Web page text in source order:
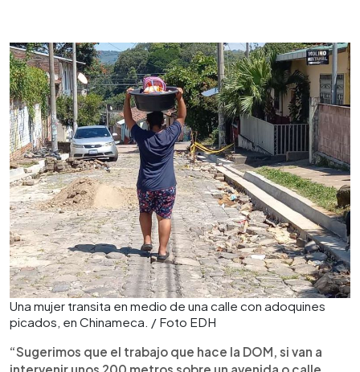
Una mujer transita en medio de una calle con adoquines
picados, en Chinameca. / Foto EDH
“Sugerimos que el trabajo que hace la DOM, si van a
intervenir unos 200 metros sobre un avenida o calle,